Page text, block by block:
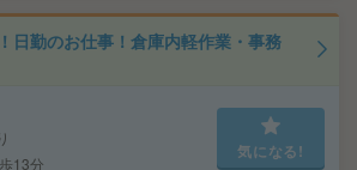
日勤のお仕事！倉庫内軽作業・事務
歩13分
気になる!